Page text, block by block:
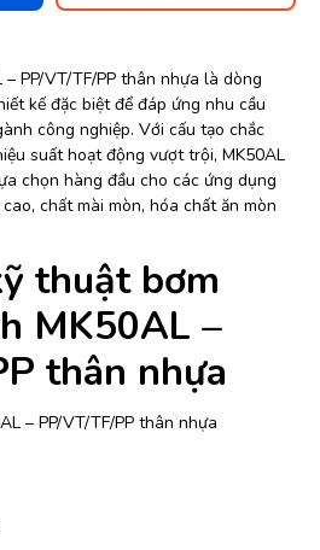
PP/VT/TF/PP thân nhựa là dòng
kế đặc biệt để đáp ứng nhu cầu
công nghiệp. Với cấu tạo chắc
suất hoạt động vượt trội, MK50AL
chọn hàng đầu cho các ứng dụng
chất mài mòn, hóa chất ăn mòn
thuật bơm
MK50AL –
thân nhựa
– PP/VT/TF/PP thân nhựa